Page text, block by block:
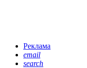
Реклама
email
search